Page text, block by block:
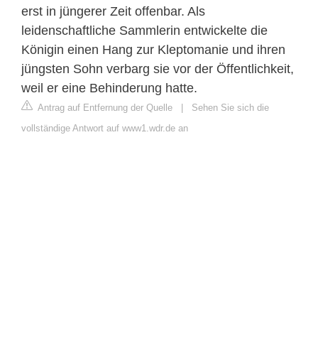
erst in jüngerer Zeit offenbar. Als
leidenschaftliche Sammlerin entwickelte die
Königin einen Hang zur Kleptomanie und ihren
jüngsten Sohn verbarg sie vor der Öffentlichkeit,
weil er eine Behinderung hatte.
Antrag auf Entfernung der Quelle | Sehen Sie sich die
vollständige Antwort auf www1.wdr.de an